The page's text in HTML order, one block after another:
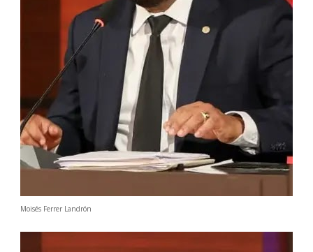
Moisés Ferrer Landrón